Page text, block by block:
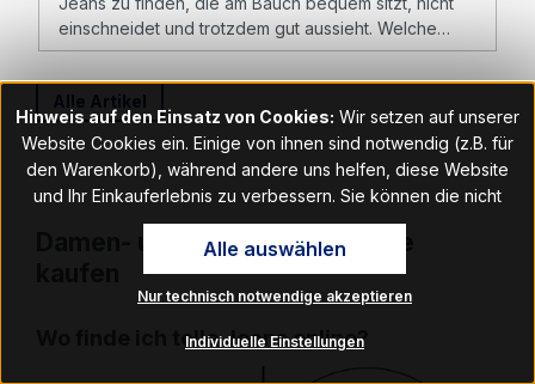
einschneidet und trotzdem gut aussieht. Welche
Hosen bei dickem Bauch geeignet sind, richtet sich
besonders nach der Passform.
Alle Artikel
Damen- und Herrenjeans online
Wo finde ich tolle Jeans online?
Hinweis auf den Einsatz von Cookies: Wir setzen auf unserer
Website Cookies ein. Einige von ihnen sind notwendig (z.B. für
den Warenkorb), während andere uns helfen, diese Website
und Ihr Einkauferlebnis zu verbessern. Sie können die nicht
notwendigen Cookies mit Klick auf „OK“ akzeptieren oder per
Klick auf "Nur technisch notwendige akzeptieren" ablehnen. Den
Zugang zu den Cookie-Einstellungen finden Sie im Fußbereich
unserer Website im Menüpunkt „Informationen“. Dort können Sie
Hinweis auf Verarbeitung Ihrer auf dieser Webseite erhobenen
Nur technisch notwendige akzeptieren
Individuelle Einstellungen
Alle auswählen